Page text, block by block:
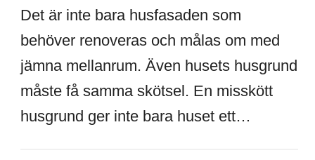
Det är inte bara husfasaden som
behöver renoveras och målas om med
jämna mellanrum. Även husets husgrund
måste få samma skötsel. En misskött
husgrund ger inte bara huset ett…